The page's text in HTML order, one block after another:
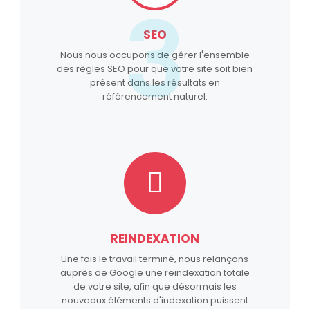
SEO
Nous nous occupons de gérer l'ensemble
des règles SEO pour que votre site soit bien
présent dans les résultats en
référencement naturel.
3
REINDEXATION
Une fois le travail terminé, nous relançons
auprès de Google une reindexation totale
de votre site, afin que désormais les
nouveaux éléments d'indexation puissent